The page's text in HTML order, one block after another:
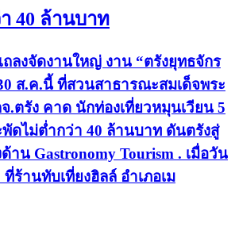
40 ล้านบาท
ลงจัดงานใหญ่ งาน “ตรังยุทธจักร
ส.ค.นี้ ที่สวนสาธารณะสมเด็จพระ
.ตรัง คาด นักท่องเที่ยวหมุนเวียน 5
ดไม่ต่ำกว่า 40 ล้านบาท ดันตรังสู่
าน Gastronomy Tourism . เมื่อวัน
ร้านทับเที่ยงฮิลล์ อำเภอเม